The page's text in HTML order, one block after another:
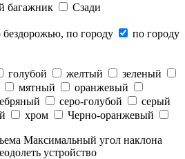
багажник
Сзади
бездорожью, по городу
по городу
голубой желтый
зеленый
мятный
оранжевый
серо-голубой
серый
хром
Черно-оранжевый
Максимальный угол наклона
устройство